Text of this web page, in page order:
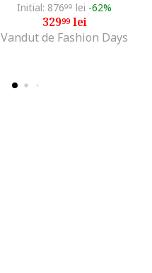
Initial: 87699 lei -62%
32999lei
Vandut de Fashion Days